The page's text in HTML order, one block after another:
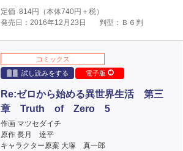
定価 814円（本体740円＋税）
発売日：2016年12月23日
判型：Ｂ６判
コミックス
試し読みをする
電子版
Re:ゼロから始める異世界生活 第三
章 Truth of Zero 5
作画 マツセダイチ
原作 長月 達平
キャラクター原案 大塚 真一郎